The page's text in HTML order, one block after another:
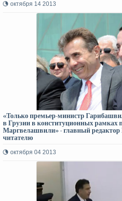
октября 14 2013
«Только премьер-министр
в Грузии в конституционных рамках
Маргвелашвили» - главный
читателю
октября 04 2013